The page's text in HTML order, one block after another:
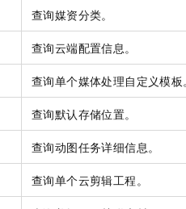
查询媒资分类。
查询云端配置信息。
查询单个媒体处理自定义模板
查询默认存储位置。
查询动图任务详细信息。
查询单个云剪辑工程。